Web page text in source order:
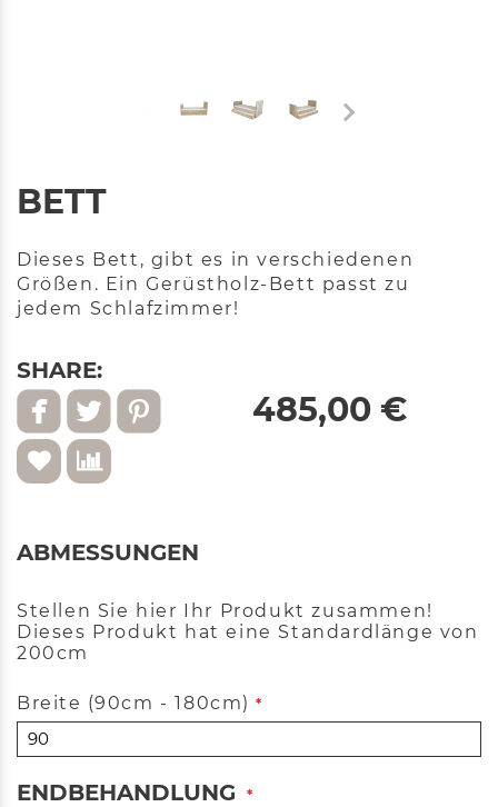
BETT
Dieses Bett, gibt es in verschiedenen
Größen. Ein Gerüstholz-Bett passt zu
jedem Schlafzimmer!
SHARE:
485,00 €
ABMESSUNGEN
Stellen Sie hier Ihr Produkt zusammen!
Dieses Produkt hat eine Standardlänge von
200cm
Breite (90cm - 180cm)
ENDBEHANDLUNG